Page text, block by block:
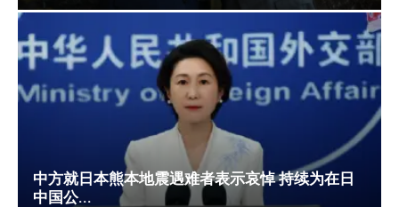
中方就日本熊本地震遇难者表示哀悼 持续为在日
中国公...